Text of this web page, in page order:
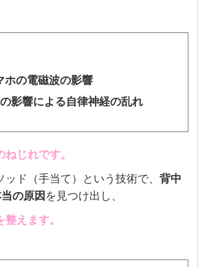
ホの電磁波の影響
影響による自律神経の乱れ
ねじれです。
ッド（手当て）という技術で、背中
の原因 を見つけ出し、
えます。